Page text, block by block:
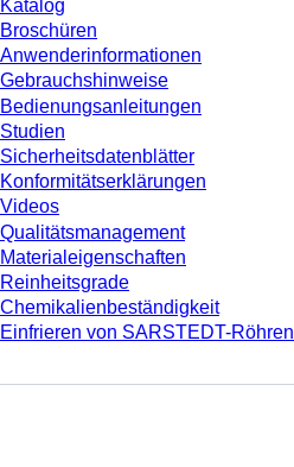
Katalog
Broschüren
Anwenderinformationen
Gebrauchshinweise
Bedienungsanleitungen
Studien
Sicherheitsdatenblätter
Konformitätserklärungen
Videos
Qualitätsmanagement
Materialeigenschaften
Reinheitsgrade
Chemikalienbeständigkeit
Einfrieren von SARSTEDT-Röhren